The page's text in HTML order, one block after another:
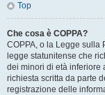
Top
Che cosa è COPPA?
COPPA, o la Legge sulla
legge statunitense che
dei minori di età inferiore
richiesta scritta da parte
registrazione delle